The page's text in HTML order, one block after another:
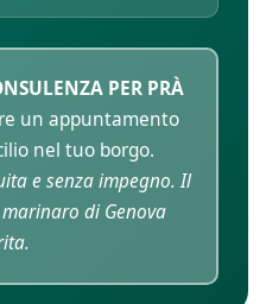
PER PRÀ
un appuntamento
nel tuo borgo.
e senza impegno. Il
di Genova